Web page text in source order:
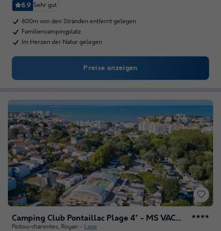
8.9 Sehr gut
800m von den Stränden entfernt gelegen
Familiencampingplatz
Im Herzen der Natur gelegen
Preise anzeigen
Camping Club Pontaillac Plage 4* - MS VACANCES ★★★★
Poitou-charentes, Royan Lage